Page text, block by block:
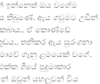
ඉන්නෙත් ඔය වගේම
තිබුණේ. ඇය ගවුමට උඩින්
කබාය.. ඒ කොණ්ඩේ
තනිකර ඇය සුරංගනා
ගෑනු ළමයෙක් වගේ.
ගියේ පුදුමාකාර
ඔවුන් යහලුවන් විය